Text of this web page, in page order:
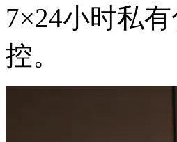
7×24小时私有
控。